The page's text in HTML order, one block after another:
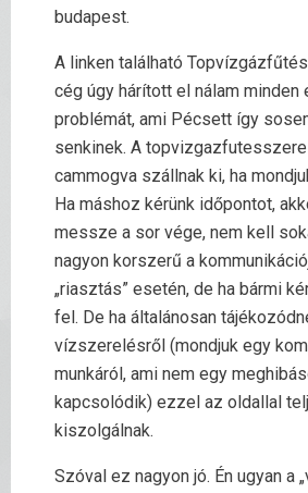
budapest.
A linken található
cég úgy hárított el nálam minden
problémát, ami Pécsett így
senkinek. A
cammogva szállnak ki, ha
Ha máshoz kérünk időpontot,
messze a sor vége, nem kell
nagyon korszerű a
„riasztás” esetén, de ha bármi
fel. De ha általánosan
vízszerelésről (mondjuk egy
munkáról, ami nem egy
kapcsolódik) ezzel az oldallal
kiszolgálnak.
Szóval ez nagyon jó. Én ugyan a